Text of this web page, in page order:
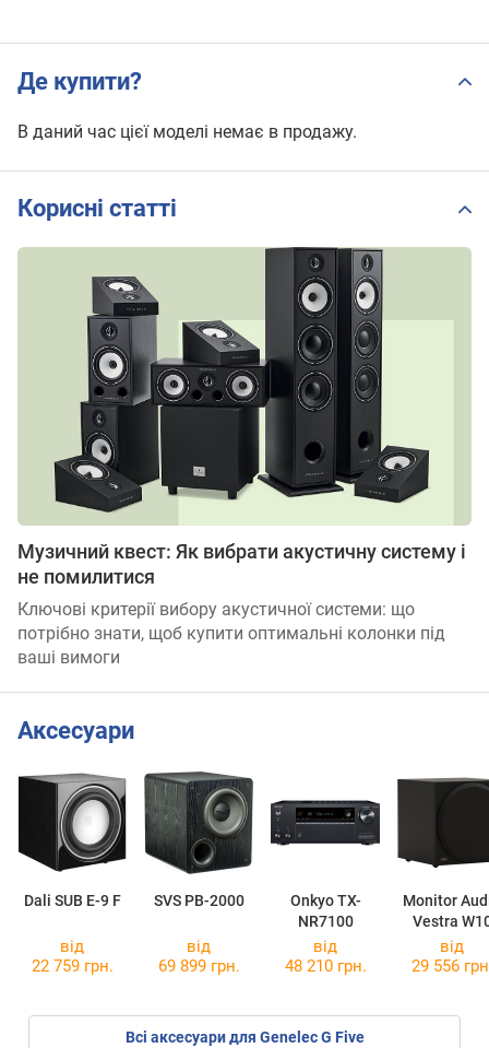
Де купити?
В даний час цієї моделі немає в продажу.
Корисні статті
Музичний квест: Як вибрати акустичну систему і
не помилитися
Ключові критерії вибору акустичної системи: що
потрібно знати, щоб купити оптимальні колонки під
ваші вимоги
Аксесуари
Dali SUB E-9 F SVS PB-2000
Onkyo TX-
NR7100
Monitor
Vestra
від
22 759 грн.
від
69 899 грн.
від
48 210 грн.
від
29 556
Всі аксесуари для Genelec G Five